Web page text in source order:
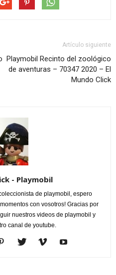
Artículo siguiente
Playmobil Recinto del zoológico
de aventuras – 70347 2020 – El
Mundo Click
- Playmobil
de playmobil, espero
con vosotros! Gracias por
nuestros videos de playmobil y
canal de youtube.